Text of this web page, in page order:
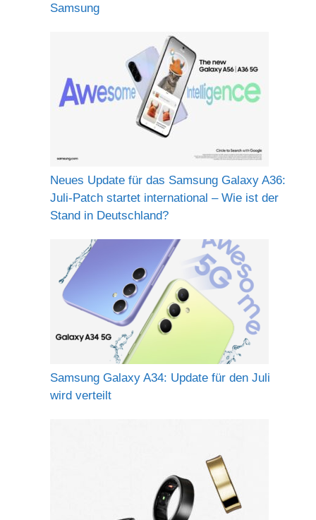
Samsung
Neues Update für das Samsung Galaxy A36:
Juli-Patch startet international – Wie ist der
Stand in Deutschland?
Samsung Galaxy A34: Update für den Juli
wird verteilt